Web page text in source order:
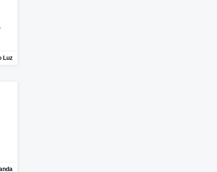
Luz